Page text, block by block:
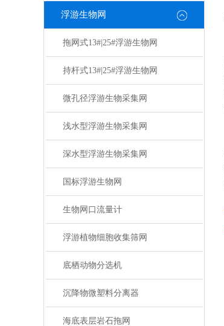
浮游生物网
拖网式13#|25#浮游生物网
持杆式13#|25#浮游生物网
微孔径浮游生物采集网
浅水型浮游生物采集网
深水型浮游生物采集网
国标浮游生物网
生物网口流量计
浮游植物细胞收集筛网
底栖动物分选机
沉降物微塑料分离器
海底表层岩石拖网